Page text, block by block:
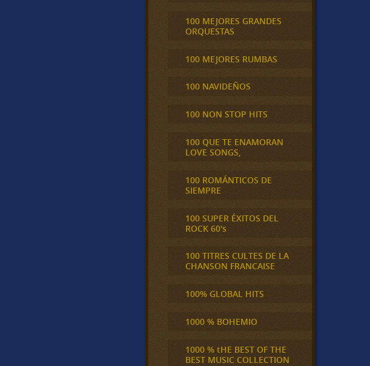
100 MEJORES GRANDES
ORQUESTAS
100 MEJORES RUMBAS
100 NAVIDEÑOS
100 NON STOP HITS
100 QUE TE ENAMORAN
LOVE SONGS,
100 ROMÁNTICOS DE
SIEMPRE
100 SUPER ÉXITOS DEL
ROCK 60's
100 TITRES CULTES DE LA
CHANSON FRANCAISE
100% GLOBAL HITS
1000 % BOHEMIO
1000 % tHE BEST OF THE
BEST MUSIC COLLECTION